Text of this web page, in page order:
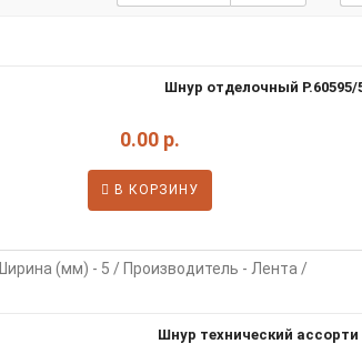
Шнур отделочный Р.60595/
0.00 р.
В КОРЗИНУ
Ширина (мм) - 5 / Производитель - Лента /
Шнур технический